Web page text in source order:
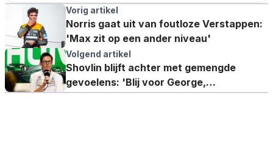
Vorig artikel
Norris gaat uit van foutloze Verstappen:
'Max zit op een ander niveau'
Volgend artikel
Shovlin blijft achter met gemengde
gevoelens: 'Blij voor George,
teleurgesteld voor Lewis'